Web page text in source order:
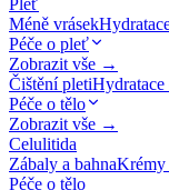
Pleť
Méně vrásek
Péče o pleť
Zobrazit vše →
Čištění pleti
Péče o tělo
Zobrazit vše →
Celulitida
Zábaly a bahnaKrémy
Péče o tělo